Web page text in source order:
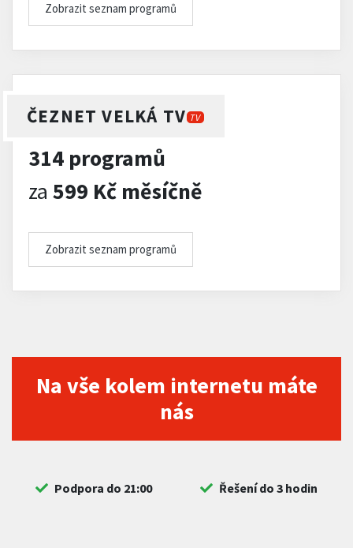
Zobrazit seznam programů
ČEZNET VELKÁ TV TV
314 programů
za 599 Kč měsíčně
Zobrazit seznam programů
Na vše kolem internetu máte
nás
Podpora do 21:00 Řešení do 3 hodin